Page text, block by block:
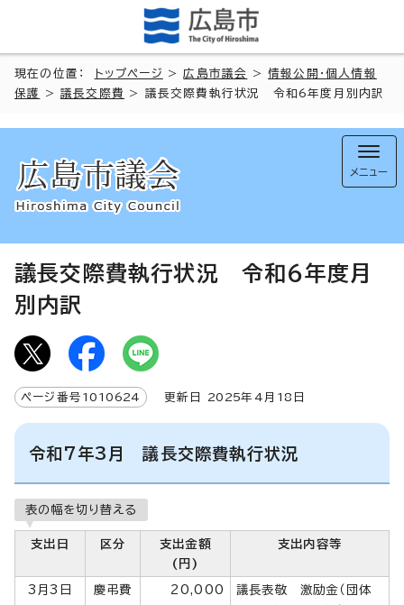
現在の位置： トップページ >広島市議会 >情報公開・個人情報
保護
>議長交際費 > 議長交際費執行状況 令和6年度月別内訳
メニュー
議長交際費執行状況 令和6年度月
別内訳
ページ番号 1010624 更新日 2025年4月 18 日
令和7年3月 議長交際費執行状況
表の幅を切り替える
支出日 区分
支出金額
(円)
支出内容等
3月3日 慶弔費 20,000
議長表敬 激励金（団体